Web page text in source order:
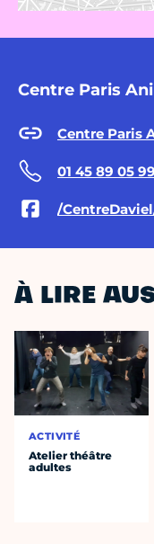
Centre Paris
Centre Paris
01 45 89 05 99
/
À LIRE
ACTIVITÉ
Atelier théâtre
adultes